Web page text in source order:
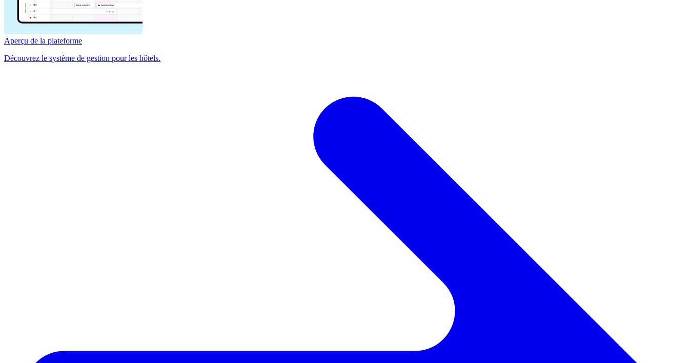
Aperçu de la plateforme
Découvrez le système de gestion pour les hôtels.